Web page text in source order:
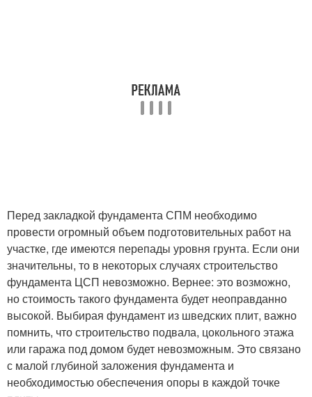
Перед закладкой фундамента СПМ необходимо
провести огромный объем подготовительных работ на
участке, где имеются перепады уровня грунта. Если они
значительны, то в некоторых случаях строительство
фундамента ЦСП невозможно. Вернее: это возможно,
но стоимость такого фундамента будет неоправданно
высокой. Выбирая фундамент из шведских плит, важно
помнить, что строительство подвала, цокольного этажа
или гаража под домом будет невозможным. Это связано
с малой глубиной заложения фундамента и
необходимостью обеспечения опоры в каждой точке